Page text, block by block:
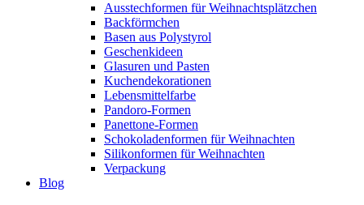
Ausstechformen für Weihnachtsplätzchen
Backförmchen
Basen aus Polystyrol
Geschenkideen
Glasuren und Pasten
Kuchendekorationen
Lebensmittelfarbe
Pandoro-Formen
Panettone-Formen
Schokoladenformen für Weihnachten
Silikonformen für Weihnachten
Verpackung
Blog